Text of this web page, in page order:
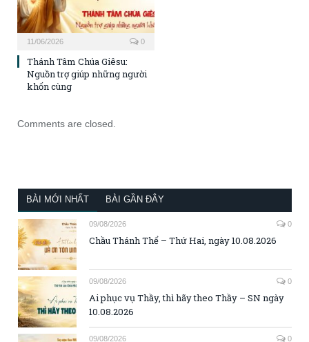
11/06/2026 0
Thánh Tâm Chúa Giêsu:
Nguồn trợ giúp những người
khốn cùng
Comments are closed.
BÀI MỚI NHẤT BÀI GẦN ĐÂY
09/08/2026 0
Chầu Thánh Thể – Thứ Hai, ngày 10.08.2026
09/08/2026 0
Ai phục vụ Thầy, thì hãy theo Thầy – SN ngày
10.08.2026
09/08/2026 0